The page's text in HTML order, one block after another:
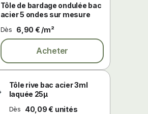
Tôle de bardage ondulée bac
acier 5 ondes sur mesure
Dès 6,90 € /m²
Acheter
Tôle rive bac acier 3ml
laquée 25µ
Dès 40,09 € unités